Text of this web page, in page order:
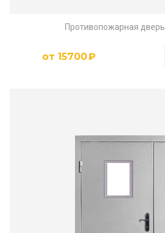
Противопожарная дверь
от 15700₽